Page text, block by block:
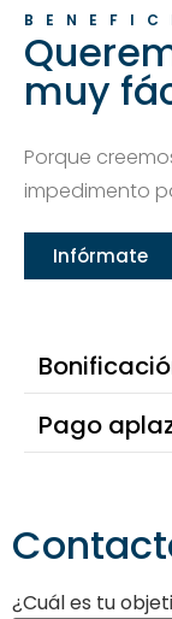
muy
Porque
impedimento
Infórmate
Pago
¿Cuál es tu